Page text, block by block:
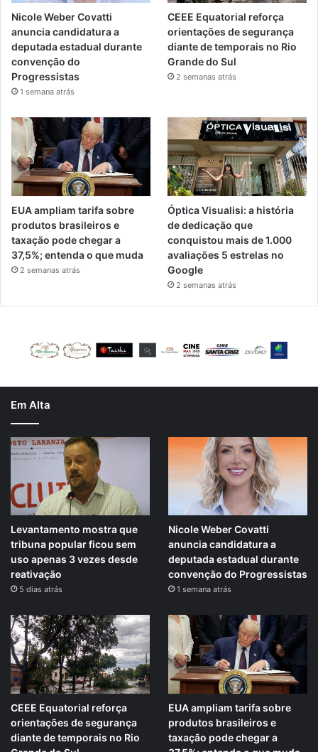
Nicole Weber Covatti
anuncia candidatura a
deputada estadual durante
convenção do
Progressistas
1 semana atrás
CEEE Equatorial reforça
orientações de segurança
diante de temporais no Rio
Grande do Sul
2 semanas atrás
EUA ampliam tarifa sobre
produtos brasileiros e
taxação pode chegar a
37,5%; entenda o que muda
2 semanas atrás
Óptica Visualisi: a história
de dedicação que
conquistou mais de 1.000
avaliações 5 estrelas no
Google
2 semanas atrás
Em Alta
Levantamento mostra que
tribuna popular ficou sem
uso apenas 3 vezes desde
reativação
5 dias atrás
Nicole Weber Covatti
anuncia candidatura a
deputada estadual durante
convenção do Progressistas
1 semana atrás
CEEE Equatorial reforça
orientações de segurança
diante de temporais no Rio
EUA ampliam tarifa sobre
produtos brasileiros e
taxação pode chegar a